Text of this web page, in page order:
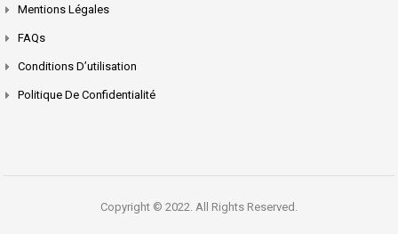
Mentions Légales
FAQs
Conditions D’utilisation
Politique De Confidentialité
Copyright © 2022. All Rights Reserved.